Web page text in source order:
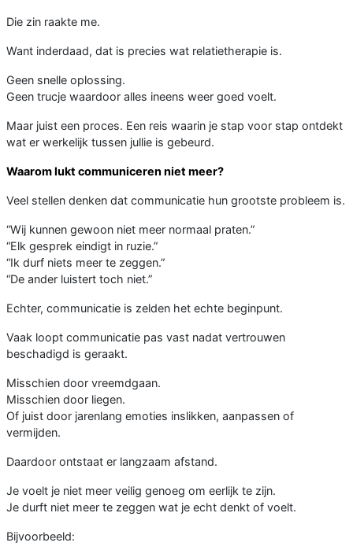
Die zin raakte me.
Want inderdaad, dat is precies wat relatietherapie is.
Geen snelle oplossing.
Geen trucje waardoor alles ineens weer goed voelt.
Maar juist een proces. Een reis waarin je stap voor stap ontdekt
wat er werkelijk tussen jullie is gebeurd.
Waarom lukt communiceren niet meer?
Veel stellen denken dat communicatie hun grootste probleem is.
“Wij kunnen gewoon niet meer normaal praten.”
“Elk gesprek eindigt in ruzie.”
“Ik durf niets meer te zeggen.”
“De ander luistert toch niet.”
Echter, communicatie is zelden het echte beginpunt.
Vaak loopt communicatie pas vast nadat vertrouwen
beschadigd is geraakt.
Misschien door vreemdgaan.
Misschien door liegen.
Of juist door jarenlang emoties inslikken, aanpassen of
vermijden.
Daardoor ontstaat er langzaam afstand.
Je voelt je niet meer veilig genoeg om eerlijk te zijn.
Je durft niet meer te zeggen wat je echt denkt of voelt.
Bijvoorbeeld: